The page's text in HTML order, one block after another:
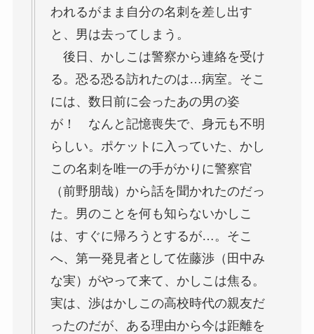
われるがまま自分の名刺を差し出す
と、男は去ってしまう。
後日、かしこは警察から連絡を受け
る。恐る恐る訪れたのは…病室。そこ
には、数日前に会ったあの男の姿
が！ なんと記憶喪失で、身元も不明
らしい。ポケットに入っていた、かし
この名刺を唯一の手がかりに警察官
（前野朋哉）から話を聞かれたのだっ
た。男のことを何も知らないかしこ
は、すぐに帰ろうとするが…。そこ
へ、第一発見者として佐藤渉（田中み
な実） がやって来て、かしこは焦る。
実は、渉はかしこの高校時代の親友だ
ったのだが、ある理由から今は距離を